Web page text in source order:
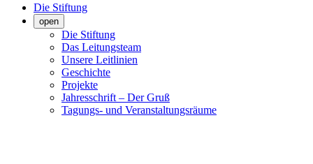
Die Stiftung
open
Die Stiftung
Das Leitungsteam
Unsere Leitlinien
Geschichte
Projekte
Jahresschrift – Der Gruß
Tagungs- und Veranstaltungsräume